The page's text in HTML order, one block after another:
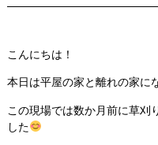
こんにちは！
本日は平屋の家と離れの家に
この現場では数か月前に草刈
した